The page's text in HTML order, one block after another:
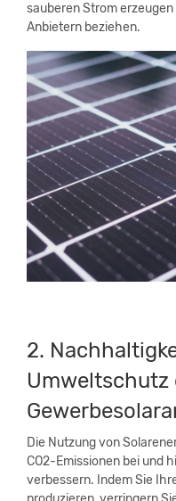
sauberen Strom
Anbietern beziehen.
2.
Umweltschutz
Die Nutzung von
CO2-Emissionen bei und
verbessern. Indem Sie